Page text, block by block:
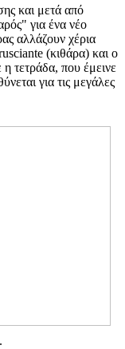
και μετά από
για ένα νέο
αλλάζουν χέρια
(κιθάρα) και ο
τετράδα, που έμεινε
για τις μεγάλες